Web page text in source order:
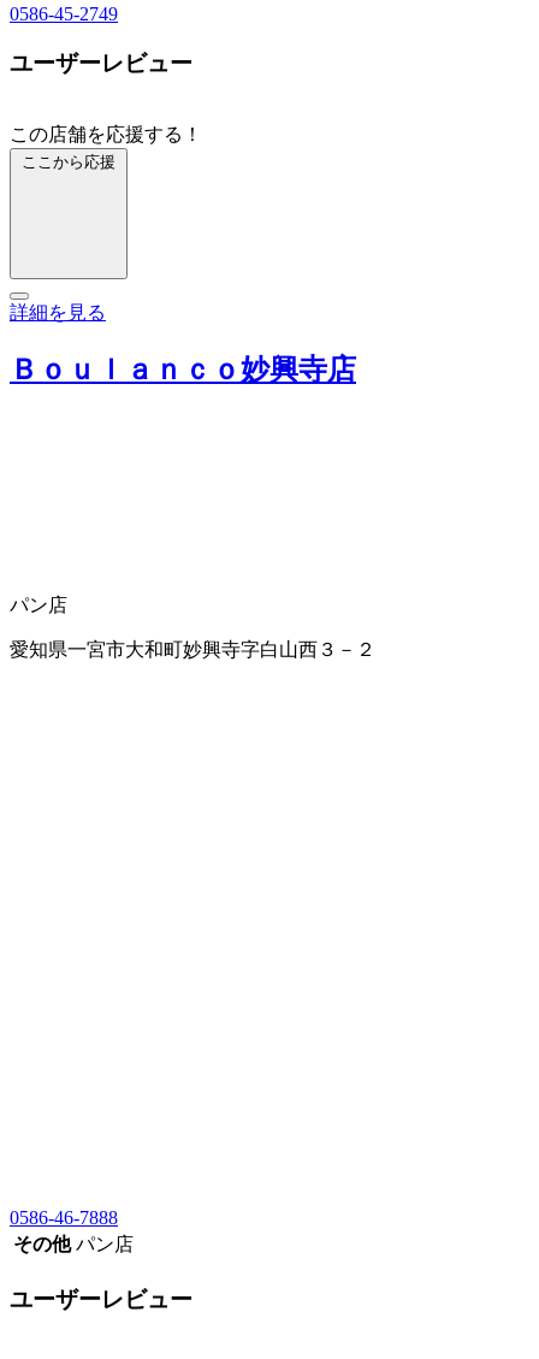
0586-45-2749
ユーザーレビュー
この店舗を応援する！
ここから応援
詳細を見る
Ｂｏｕｌａｎｃｏ妙興寺店
パン店
愛知県一宮市大和町妙興寺字白山西３－２
0586-46-7888
その他 パン店
ユーザーレビュー